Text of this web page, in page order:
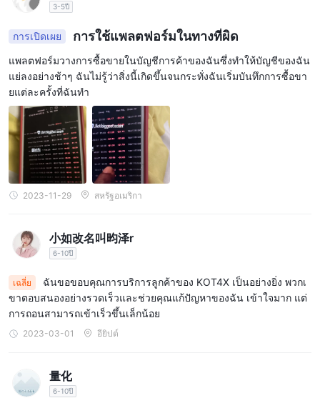
3-5ปี
การเปิดเผย การใช้แพลตฟอร์มในทางที่ผิด
แพลตฟอร์มวางการซื้อขายในบัญชีการค้าของฉันซึ่งทำให้บัญชีของฉัน
แย่ลงอย่างช้าๆ ฉันไม่รู้ว่าสิ่งนี้เกิดขึ้นจนกระทั่งฉันเริ่มบันทึกการซื้อขา
ยแต่ละครั้งที่ฉันทำ
2023-11-29 สหรัฐอเมริกา
小如改名叫昀泽r
6-10ปี
เฉลี่ย
ฉันขอขอบคุณการบริการลูกค้าของ KOT4X เป็นอย่างยิ่ง พวกเ
ขาตอบสนองอย่างรวดเร็วและช่วยคุณแก้ปัญหาของฉัน เข้าใจมาก แต่
การถอนสามารถเข้าเร็วขึ้นเล็กน้อย
2023-03-01 อียิปต์
量化
6-10ปี